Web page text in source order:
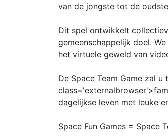
van de jongste tot de
Dit spel ontwikkelt
gemeenschappelijk doel.
het virtuele geweld van
De Space Team Game zal
dagelijkse leven met leuke
Space Fun Games = Space